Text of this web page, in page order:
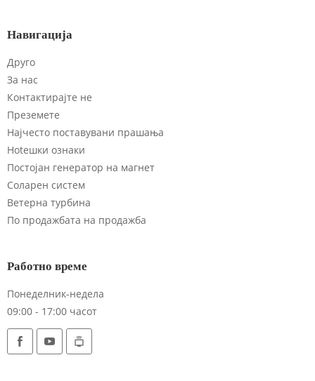
Навигација
Друго
За нас
Контактирајте не
Преземете
Најчесто поставувани прашања
Hotешки ознаки
Постојан генератор на магнет
Соларен систем
Ветерна турбина
По продажбата на продажба
Работно време
Понеделник-недела
09:00 - 17:00 часот